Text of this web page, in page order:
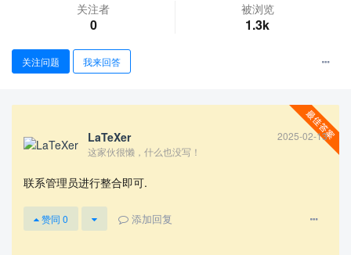
关注者
0
被浏览
1.3k
关注问题 我来回答
LaTeXer
2025-02-13
这家伙很懒，什么也没写！
联系管理员进行整合即可.
赞同 0 添加回复